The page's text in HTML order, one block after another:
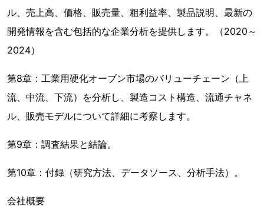
ル、売上高、価格、販売量、粗利益率、製品説明、最新の
開発情報を含む包括的な企業分析を提供します。（2020～
2024）
第8章：工業用硬化オーブン市場のバリューチェーン（上
流、中流、下流）を分析し、製造コスト構造、流通チャネ
ル、販売モデルについて詳細に考察します。
第9章：調査結果と結論。
第10章：付録（研究方法、データソース、分析手法）。
会社概要